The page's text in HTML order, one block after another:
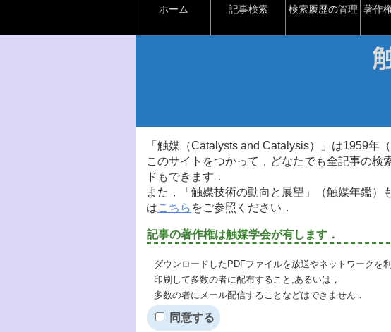
ホーム 記事検索 検索履歴の管理 著作
「触媒（Catalysts and Catalysis）」は1959年
このサイトをつかって，どなたでも全記事の
ドもできます．
また，「触媒技術の動向と展望」（触媒年鑑）
はこちら をご参照ください．
記事の著作権は触媒学会が有します．
ダウンロードしたPDFファイルを放送やネットワークを
印刷して多数の者に配布すること,あるいは，
多数の者にメール配信することなどはできません．
同意する